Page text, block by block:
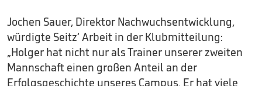
Jochen Sauer, Direktor Nachwuchsentwicklung,
würdigte Seitz‘ Arbeit in der Klubmitteilung:
„Holger hat nicht nur als Trainer unserer zweiten
Mannschaft einen großen Anteil an der
Erfolgsgeschichte unseres Campus. Er hat viele